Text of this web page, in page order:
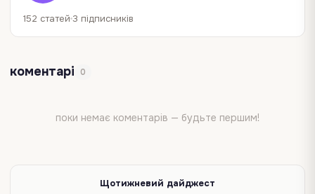
152 статей 3 підписників
коментарі 0
поки немає коментарів — будьте першим!
Щотижневий дайджест